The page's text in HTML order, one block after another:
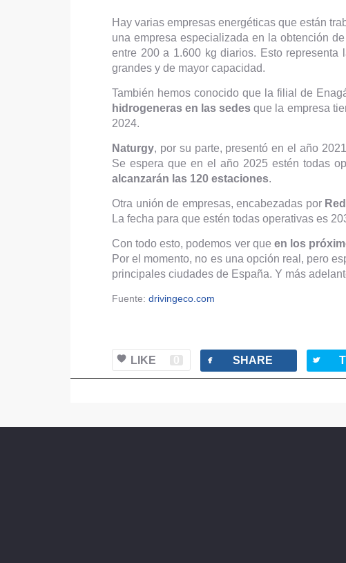
Hay varias empresas energéticas que están
una empresa especializada en la obtención
entre 200 a 1.600 kg diarios. Esto
grandes y de mayor capacidad.
También hemos conocido que la filial de
hidrogeneras en las sedes que la empresa
2024.
Naturgy, por su parte, presentó en el año
Se espera que en el año 2025 estén todas
alcanzarán las 120 estaciones.
Otra unión de empresas, encabezadas por
La fecha para que estén todas operativas es
Con todo esto, podemos ver que en los
Por el momento, no es una opción real, pero
principales ciudades de España. Y más
Fuente: drivingeco.com
LIKE 0 facebook SHARE twitterbird